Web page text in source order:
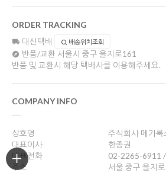
ORDER TRACKING
대신택배 배송위치조회
반품/교환 서울시 중구 을지로161
반품 및 교환시 해당 택배사를 이용해주세요.
COMPANY INFO
상호명
주식회사 메가룩
대표이사
한종권
대표전화
02-2265-6911
주소
서울 중구 을지